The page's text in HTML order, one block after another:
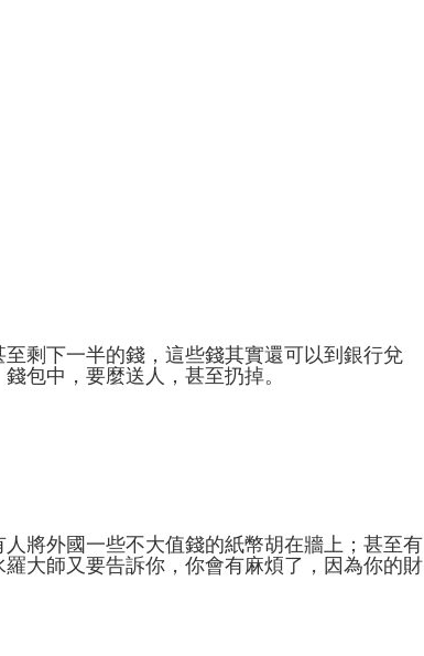
剩下一半的錢，這些錢其實還可以到銀行兌
包中，要麼送人，甚至扔掉。
將外國一些不大值錢的紙幣胡在牆上；甚至有
大師又要告訴你，你會有麻煩了，因為你的財